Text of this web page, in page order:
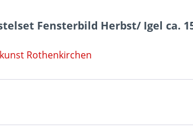
Fensterbild Herbst/ Igel ca.
Rothenkirchen